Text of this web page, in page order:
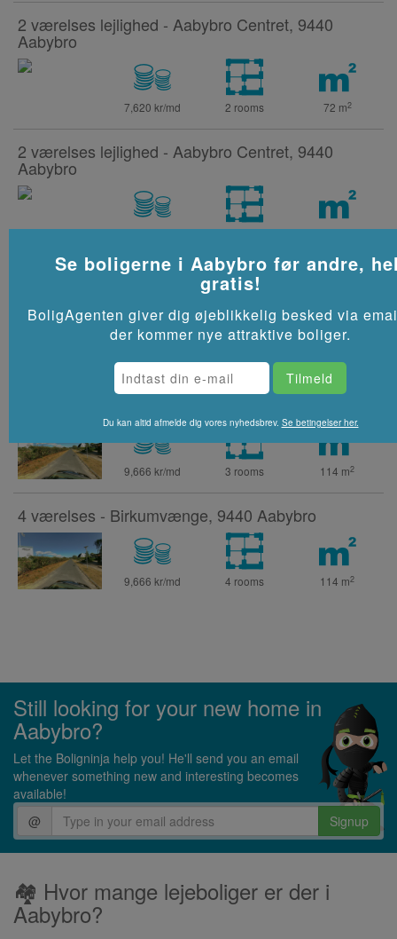
2 værelses lejlighed - Aabybro Centret, 9440
Aabybro
7,620 kr/md 2 rooms 72 m2
2 værelses lejlighed - Aabybro Centret, 9440
Aabybro
2
2 værelses lejlighed - Aabybro Centret, 9440
8,095 kr/md 2 rooms 89m
9,666 kr/md 3 rooms 114 m2
4 værelses - Birkumvænge, 9440 Aabybro
9,666 kr/md 4 rooms 114 m2
Still looking for your new home in
Aabybro?
Let the Boligninja help you! He'll send you an email
whenever something new and interesting becomes
available!
@
Signup
🏘 Hvor mange lejeboliger er der i
Aabybro?
Se boligerne i Aabybro før andre,
gratis!
BoligAgenten giver dig øjeblikkelig besked via
der kommer nye attraktive boliger.
Du kan altid afmelde dig vores nyhedsbrev. Se betingelser her.